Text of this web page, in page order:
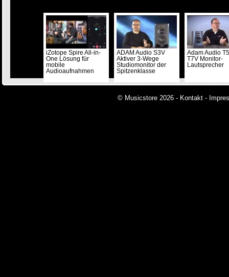
iZotope Spire All-in-
One Lösung für
mobile
Audioaufnahmen
ADAM Audio S3V
Aktiver 3-Wege
Studiomonitor der
Spitzenklasse
Adam Audio
T7V Monitor-
Lautsprecher
© Musicstore 2026 - Kontakt -